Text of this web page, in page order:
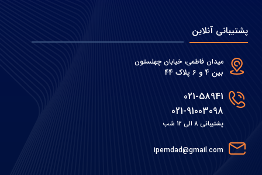
پشتیبانی آنلاین
میدان فاطمی، خیابان چهلستون
بین 4 و 6 پلاک 44
021-58941
021-91003098
پشتیبانی 8 الی 12 شب
ipemdad@gmail.com